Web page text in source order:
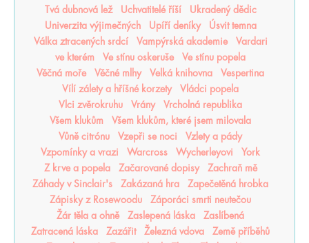
Tvá dubnová lež
Uchvatitelé říší
Ukradený dědic
Univerzita výjimečných
Upíří deníky
Úsvit temna
Válka ztracených srdcí
Vampýrská akademie
Vardari
ve kterém
Ve stínu oskeruše
Ve stínu popela
Věčná moře
Věčné mlhy Velká knihovna
Vespertina
Vílí zálety a hříšné korzety
Vládci popela
Vlci zvěrokruhu
Vrány
Vrcholná republika
Všem klukům
Všem klukům, které jsem milovala
Vůně citrónu
Vzepři se noci
Vzlety a pády
Vzpomínky a vrazi
Warcross Wycherleyovi
York
Z krve a popela
Začarované dopisy
Zachraň mě
Záhady v Sinclair's
Zakázaná hra
Zapečetěná hrobka
Zápisky z Rosewoodu
Záporáci smrti neutečou
Žár těla a ohně
Zaslepená láska
Zaslíbená
Zatracená láska
Zazářit Železná vdova
Země příběhů